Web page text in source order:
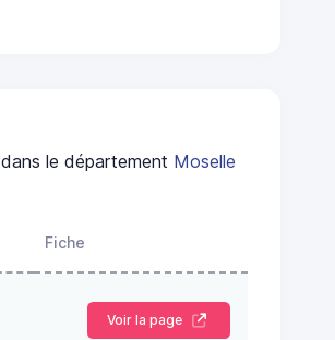
dans le département Moselle
Fiche
Voir la page